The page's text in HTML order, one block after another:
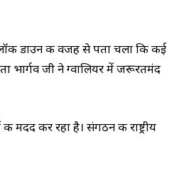
लॉक डाउन की वजह से पता चला कि कई
भार्गव जी ने ग्वालियर में जरूरतमंद
कर रहा है। संगठन की राष्ट्रीय